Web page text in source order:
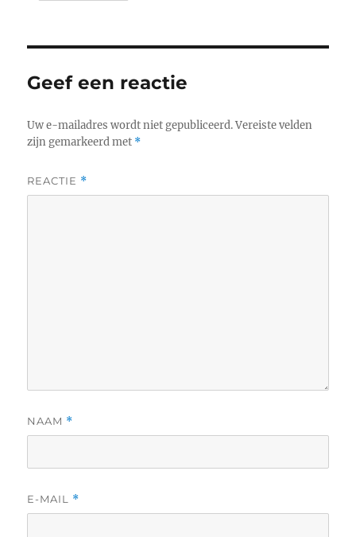
Geef een reactie
Uw e-mailadres wordt niet gepubliceerd. Vereiste velden
zijn gemarkeerd met *
REACTIE *
NAAM *
E-MAIL *